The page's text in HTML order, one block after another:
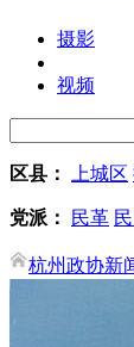
摄影
视频
区县： 上城区
党派： 民革
杭州政协新